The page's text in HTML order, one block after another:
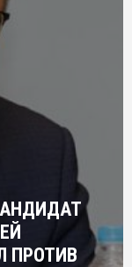
ПРОТИВ